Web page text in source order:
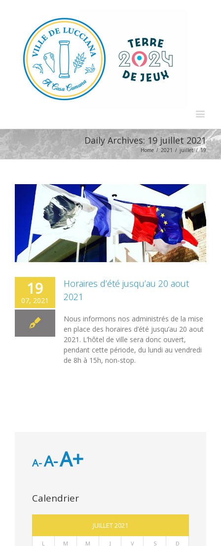
Daily Archives: 19 juillet 2021
Home / 2021 / juillet / 19
19
07, 2021
Horaires d’été jusqu’au 20 aout
2021
Nous informons nos administrés de la mise
en place des horaires d’été jusqu’au 20 aout
2021. L’hôtel de ville sera donc ouvert,
pendant cette période, du lundi au vendredi
de 8h à 15h, non-stop.
A-A-A+
Calendrier
JUILLET 2021
L M M J V S D